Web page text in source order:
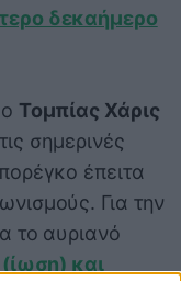
δεκαήμερο
Τομπίας Χάρις
σημερινές
έπειτα
Για την
το αυριανό
(ίωση) και